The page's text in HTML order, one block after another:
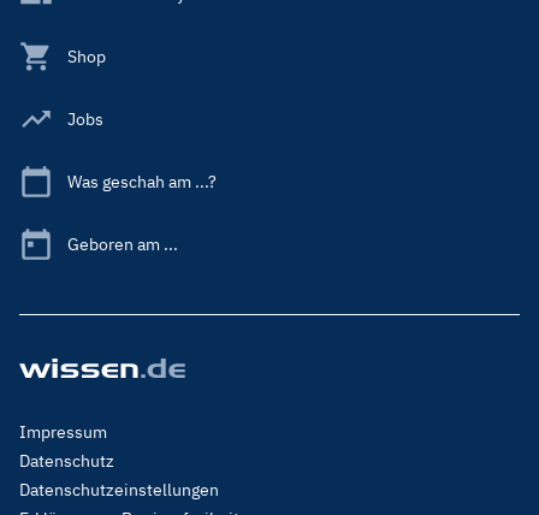
Shop
Jobs
Was geschah am ...?
Geboren am ...
Footer
Menu
Legal
Impressum
Datenschutz
Datenschutzeinstellungen